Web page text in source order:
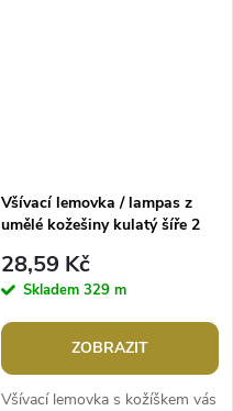
Všívací lemovka / lampas z
umělé kožešiny kulatý šíře 2
28,59 Kč
Skladem 329 m
ZOBRAZIT
Všívací lemovka s kožíškem vás